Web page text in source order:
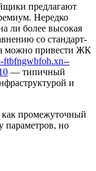
предлагают
Нередко
ли более высокая
со стандарт-
можно привести ЖК
— типичный
и
как промежуточный
параметров, но